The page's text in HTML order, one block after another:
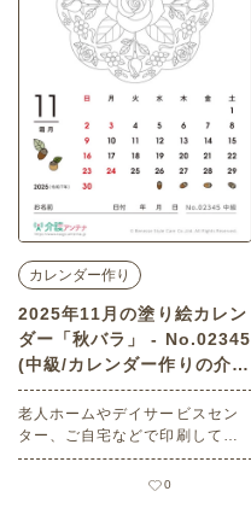
カレンダー作り
2025年11月の塗り絵カレン
ダー「秋バラ」 - No.02345
(中級/カレンダー作りの介護
レク素材)
老人ホームやデイサービスセン
ター、ご自宅などで印刷してお
使いいただける無料の高齢者向
け介護レク素材 2025年11月の
0